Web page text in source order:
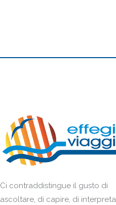
Ci contraddistingue il gusto di
ascoltare, di capire, di